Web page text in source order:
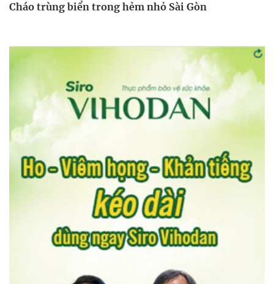
Cháo trùng biển trong hẻm nhỏ Sài Gòn